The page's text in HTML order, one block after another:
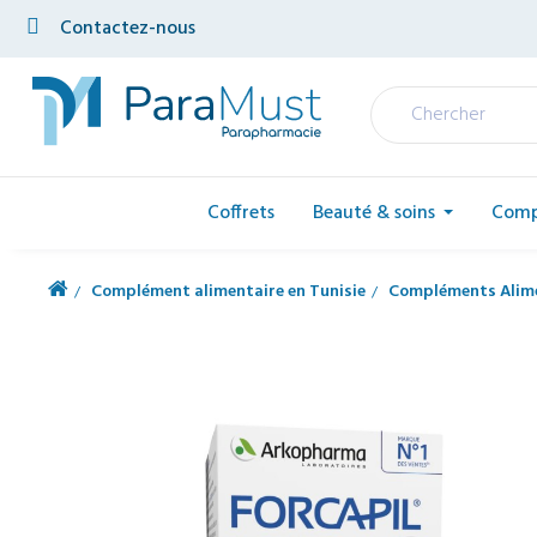
Contactez-nous
Coffrets Beauté & soins
Complément alimentaire en Tunisie Compléments